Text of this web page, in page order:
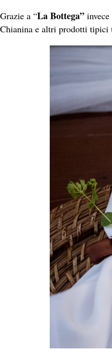
Grazie a “La Bottega”
Chianina e altri prodotti tipici